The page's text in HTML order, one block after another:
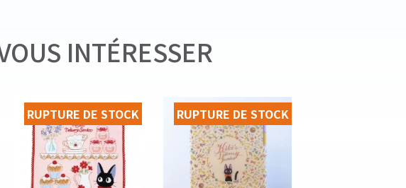
INTÉRESSER
RUPTURE DE STOCK RUPTURE DE STOCK